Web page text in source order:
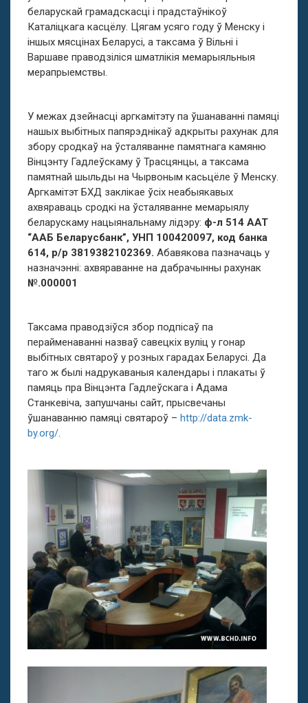
беларускай грамадскасці і прадстаўнікоў
Каталіцкага касцёлу. Цягам усяго году ў Менску і
іншых мясцінах Беларусі, а таксама ў Вільні і
Варшаве праводзіліся шматлікія мемарыяльныя
мерапрыемствы.
У межах дзейнасці аргкамітэту па ўшанаванні памяці
нашых выбітных папярэднікаў адкрыты рахунак для
збору сродкаў на ўсталяванне памятнага камяню
Вінцэнту Гадлеўскаму ў Трасцянцы, а таксама
памятнай шыльды на Чырвоным касьцёле ў Менску.
Аргкамітэт БХД заклікае ўсіх неабыякавых
ахвяраваць сродкі на ўсталяванне мемарыялу
беларускаму нацыянальнаму лідэру: ф-л 514 ААТ
“ААБ Беларусбанк”, УНП 100420097, код банка
614, р/р 3819382102369. Абавякова пазначаць у
назначэнні: ахвяраванне на дабрачынны рахунак
№.000001
Таксама праводзіўся збор подпісаў па
перайменаванні назваў савецкіх вуліц у гонар
выбітных святароў у розных гарадах Беларусі. Да
таго ж былі надрукаваныя календары і плакаты ў
памяць пра Вінцэнта Гадлеўскага і Адама
Станкевіча, запушчаны сайт, прысвечаны
ўшанаванню памяці святароў – http://data.zmk-
by.org/.